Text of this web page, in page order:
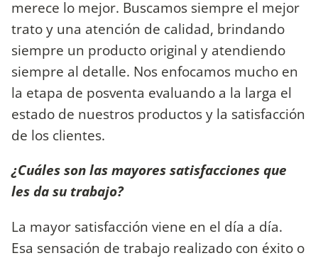
merece lo mejor. Buscamos siempre el mejor
trato y una atención de calidad, brindando
siempre un producto original y atendiendo
siempre al detalle. Nos enfocamos mucho en
la etapa de posventa evaluando a la larga el
estado de nuestros productos y la satisfacción
de los clientes.
¿Cuáles son las mayores satisfacciones que
les da su trabajo?
La mayor satisfacción viene en el día a día.
Esa sensación de trabajo realizado con éxito o